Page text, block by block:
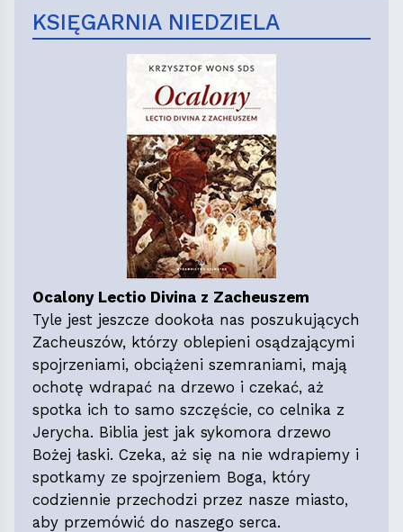
KSIĘGARNIA NIEDZIELA
Ocalony Lectio Divina z Zacheuszem
Tyle jest jeszcze dookoła nas poszukujących
Zacheuszów, którzy oblepieni osądzającymi
spojrzeniami, obciążeni szemraniami, mają
ochotę wdrapać na drzewo i czekać, aż
spotka ich to samo szczęście, co celnika z
Jerycha. Biblia jest jak sykomora drzewo
Bożej łaski. Czeka, aż się na nie wdrapiemy i
spotkamy ze spojrzeniem Boga, który
codziennie przechodzi przez nasze miasto,
aby przemówić do naszego serca.